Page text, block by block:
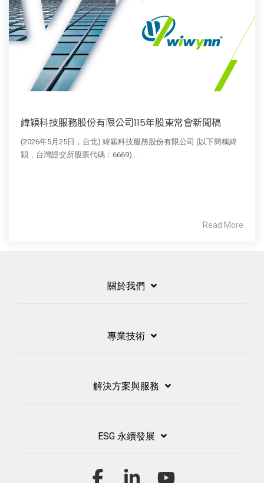
緯穎科技服務股份有限公司115年股東常會新聞稿
(2026年5月25日，台北) 緯穎科技服務股份有限公司 (以下簡稱緯
穎，台灣證交所股票代碼：6669)...
Read More
關於我們
專業技術
解決方案與服務
ESG 永續發展
Facebook Linkedin